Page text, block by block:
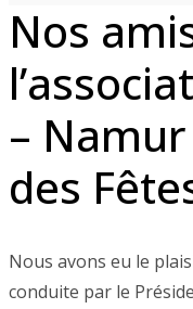
Nos
–
des
Nous avons eu le
conduite par le